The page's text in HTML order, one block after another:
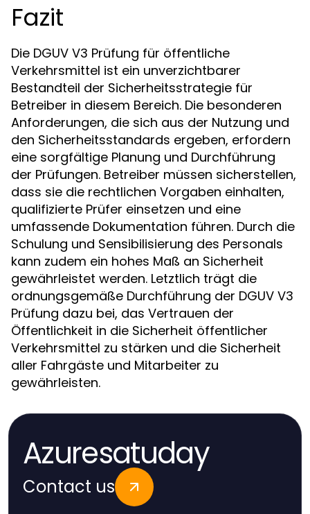
Fazit
Die DGUV V3 Prüfung für öffentliche
Verkehrsmittel ist ein unverzichtbarer
Bestandteil der Sicherheitsstrategie für
Betreiber in diesem Bereich. Die besonderen
Anforderungen, die sich aus der Nutzung und
den Sicherheitsstandards ergeben, erfordern
eine sorgfältige Planung und Durchführung
der Prüfungen. Betreiber müssen sicherstellen,
dass sie die rechtlichen Vorgaben einhalten,
qualifizierte Prüfer einsetzen und eine
umfassende Dokumentation führen. Durch die
Schulung und Sensibilisierung des Personals
kann zudem ein hohes Maß an Sicherheit
gewährleistet werden. Letztlich trägt die
ordnungsgemäße Durchführung der DGUV V3
Prüfung dazu bei, das Vertrauen der
Öffentlichkeit in die Sicherheit öffentlicher
Verkehrsmittel zu stärken und die Sicherheit
aller Fahrgäste und Mitarbeiter zu
gewährleisten.
Azuresatuday
Contact us